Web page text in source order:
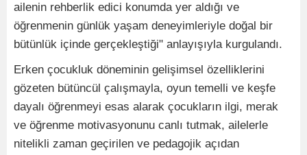
ailenin rehberlik edici konumda yer aldığı ve
öğrenmenin günlük yaşam deneyimleriyle doğal bir
bütünlük içinde gerçekleştiği" anlayışıyla kurgulandı.
Erken çocukluk döneminin gelişimsel özelliklerini
gözeten bütüncül çalışmayla, oyun temelli ve keşfe
dayalı öğrenmeyi esas alarak çocukların ilgi, merak
ve öğrenme motivasyonunu canlı tutmak, ailelerle
nitelikli zaman geçirilen ve pedagojik açıdan